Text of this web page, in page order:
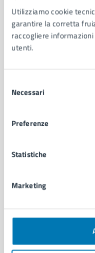
Utilizziamo cookie
garantire la corretta
raccogliere
utenti.
delNecessari
Preferenze
Statistiche
Marketing
AMMINISTRAZIONE
Aree amministrative
Organi di governo
Enti e fondazioni
Documenti e dati
Ambiente
Educazione e formazione